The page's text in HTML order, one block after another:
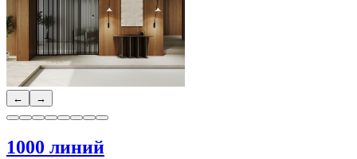
← →
1000 линий